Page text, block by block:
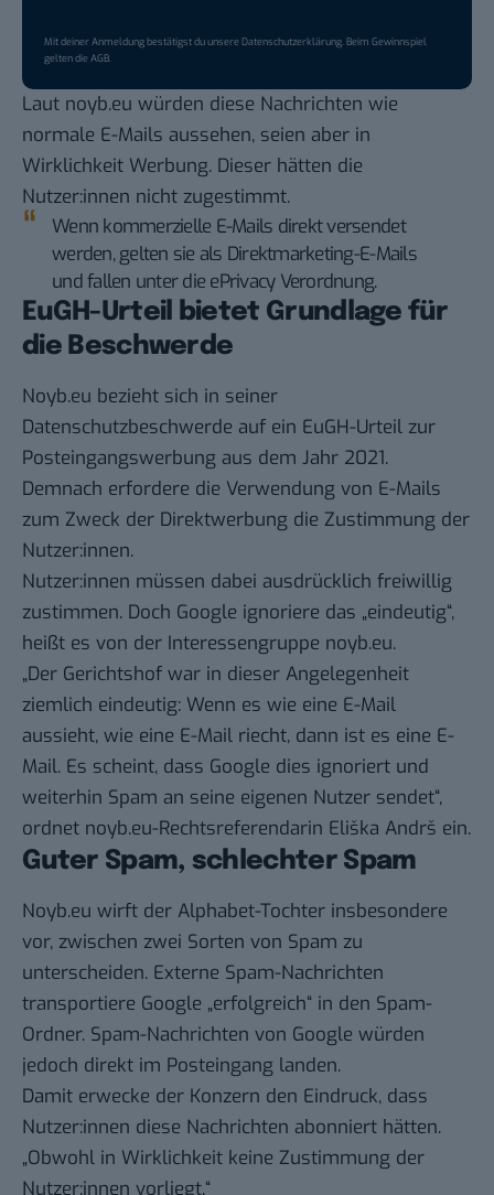
Mit deiner Anmeldung bestätigst du unsereDatenschutzerklärung. Beim Gewinnspiel
gelten dieAGB.
Laut noyb.eu würden diese Nachrichten wie
normale E-Mails aussehen, seien aber in
Wirklichkeit Werbung. Dieser hätten die
Nutzer:innen nicht zugestimmt.
Wenn kommerzielle E-Mails direkt versendet
werden, gelten sie als Direktmarketing-E-Mails
und fallen unter die ePrivacy Verordnung.
EuGH-Urteil bietet Grundlage für
die Beschwerde
Noyb.eu bezieht sich in seiner
Datenschutzbeschwerde auf ein EuGH-Urteil zur
Posteingangswerbung aus dem Jahr 2021.
Demnach erfordere die Verwendung von E-Mails
zum Zweck der Direktwerbung die Zustimmung der
Nutzer:innen.
Nutzer:innen müssen dabei ausdrücklich freiwillig
zustimmen. Doch Google ignoriere das „eindeutig“,
heißt es von der Interessengruppe noyb.eu.
„Der Gerichtshof war in dieser Angelegenheit
ziemlich eindeutig: Wenn es wie eine E-Mail
aussieht, wie eine E-Mail riecht, dann ist es eine E-
Mail. Es scheint, dass Google dies ignoriert und
weiterhin Spam an seine eigenen Nutzer sendet“,
ordnet noyb.eu-Rechtsreferendarin Eliška Andrš ein.
Guter Spam, schlechter Spam
Noyb.eu wirft der Alphabet-Tochter insbesondere
vor, zwischen zwei Sorten von Spam zu
unterscheiden. Externe Spam-Nachrichten
transportiere Google „erfolgreich“ in den Spam-
Ordner. Spam-Nachrichten von Google würden
jedoch direkt im Posteingang landen.
Damit erwecke der Konzern den Eindruck, dass
Nutzer:innen diese Nachrichten abonniert hätten.
„Obwohl in Wirklichkeit keine Zustimmung der
Nutzer:innen vorliegt.“